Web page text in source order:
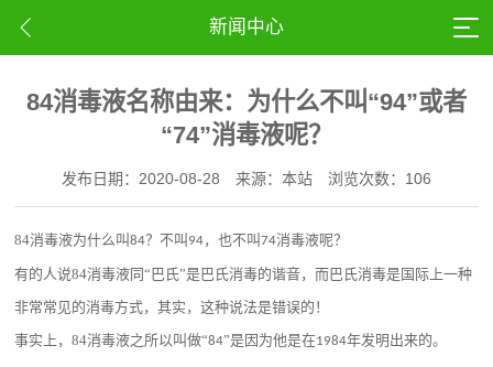
新闻中心
84消毒液名称由来：为什么不叫“94”或者
“74”消毒液呢？
发布日期：2020-08-28 来源：本站 浏览次数：106
84消毒液为什么叫84？不叫 94，也不叫74消毒液呢？
有的人说84消毒液同“巴氏”是巴氏消毒的谐音，而巴氏消毒是国际上一种
非常常见的消毒方式，其实，这种说法是错误的！
事实上，84消毒液之所以叫做“84”是因为他是在1984年发明出来的。